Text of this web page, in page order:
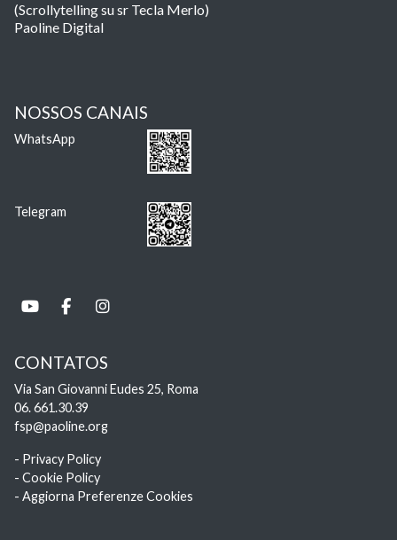
(Scrollytelling su sr Tecla Merlo)
Paoline Digital
NOSSOS CANAIS
WhatsApp
Telegram
CONTATOS
Via San Giovanni Eudes 25, Roma
06. 661.30.39
fsp@paoline.org
- Privacy Policy
- Cookie Policy
- Aggiorna Preferenze Cookies